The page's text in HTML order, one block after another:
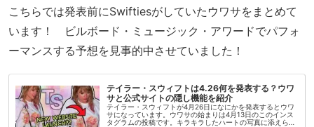
こちらでは発表前にSwiftiesがしていたウワサをまとめて
います！ ビルボード・ミュージック・アワードでパフォ
ーマンスする予想を見事的中させていました！
テイラー・スウィフトは4.26何を発表する？ウワ
サと公式サイトの隠し機能を紹介
テイラー・スウィフトが4月26日になにかを発表するとウワ
サになっています。ウワサの始まりは4月13日のこのインス
タグラムの投稿です。キラキラしたハートの写真に添えられ